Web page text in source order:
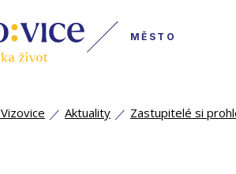
MĚSTO
Vizovice Aktuality Zastupitelé si